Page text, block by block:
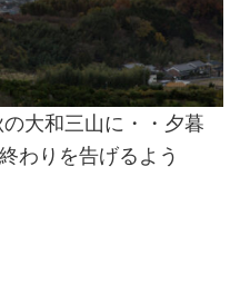
和三山に・・夕暮
わりを告げるよう